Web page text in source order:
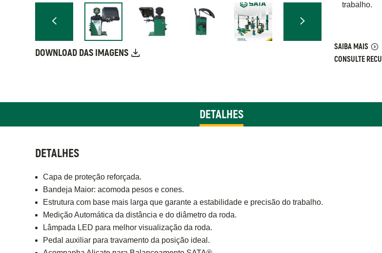
DOWNLOAD DAS IMAGENS
trabalho.
SAIBA MAIS
CONSULTE
DETALHES
DETALHES
Capa de proteção reforçada.
Bandeja Maior: acomoda pesos e cones.
Estrutura com base mais larga que garante a estabilidade e precisão do trabalho.
Medição Automática da distância e do diâmetro da roda.
Lâmpada LED para melhor visualização da roda.
Pedal auxiliar para travamento da posição ideal.